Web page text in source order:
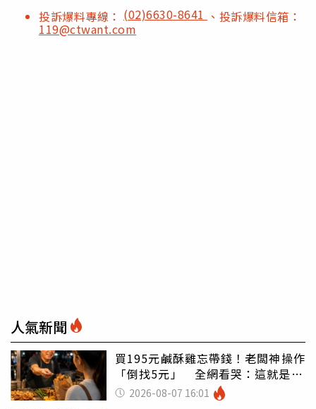
投訴爆料專線： (02)6630-8641 、投訴爆料信箱：
119@ctwant.com
人氣新聞
買195元鹹酥雞忘帶錢！老闆神操作
「倒找5元」 全網看哭：這就是台
灣 2026-08-07 16:01